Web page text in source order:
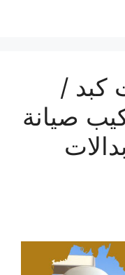
كبد /
/ تركيب صيانة